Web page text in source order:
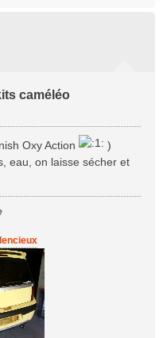
caméléo
Oxy Action
)
eau, on laisse sécher et